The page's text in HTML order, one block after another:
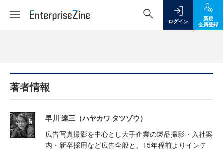
ログイン
新規
会員登録
著者情報
早川 達三（ハヤカワ タツゾウ）
広告写真撮影を中心とし大手企業の製品撮影・入社案
内・新卒採用など広告全般と、15年程前よりインテ